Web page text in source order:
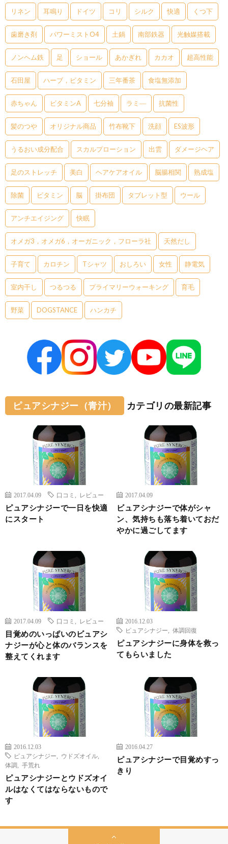
リネン 耳鳴り ドイツ コリ シルク 快適 くつ下
歯磨き剤 パワーミストO4 土鍋 南部鉄器 光触媒搭載
ノンヘム鉄 足 ショール あかぎれ カカオ 超高性能
石田屋 ハーブ，ビタミン 三年番茶 食塩無添加
赤ちゃん ビタミンA 七分袖 ラミ― 抗菌性
髪のつや オリジナル商品 竹布靴下 洗顔 ES波形
うるおい成分配合 スカルプローション 出雲 ダメージヘア
足のストレッチ 美白 ヘアケアオイル 脳腸相関 熟成塩
除菌 ビタミン 脳 掛布団 タブレット型 ウール
アンチエイジング 快眠
オメガ3，オメガ6，オーガニック，フローラ社 天然だし
子育て カロチン Tシャツ おしろい 女性 静電気
室内干し つるつる プライマリーウォーキング 育毛
野菜 DOGSTANCE ハンカチ
ピュアシナジー（青汁） カテゴリの最新記事
2017.04.09 口コミ レビュー
ピュアシナジーで一日を快適
にスタート
2017.04.09
ビュアシナジーで体がシャ
ン、気持ちも落ち着いておだ
やかに過ごしてます
2017.04.09 口コミ レビュー
目覚めのいっぱいのビュアシ
ナジーが心と体のバランスを
整えてくれます
2016.12.03
ピュアシナジー
体調回復
ピュアシナジーに身体を救っ
てもらいました
2016.12.03
ピュアシナジー
ウドズオイル
体調
手荒れ
ピュアシナジーとウドズオイ
ルはなくてはならないもので
す
2016.04.27
ピュアシナジーで目覚めすっ
きり